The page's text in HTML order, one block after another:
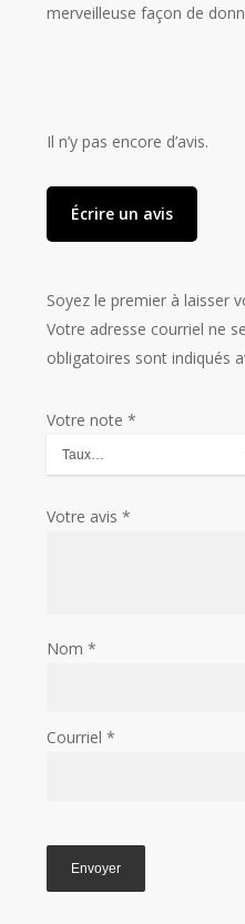
merveilleuse façon de
Il n’y pas encore d’avis.
Écrire un avis
Soyez le premier à laisser
Votre adresse courriel ne
obligatoires sont indiqués
Votre note *
Votre avis *
Nom *
Courriel *